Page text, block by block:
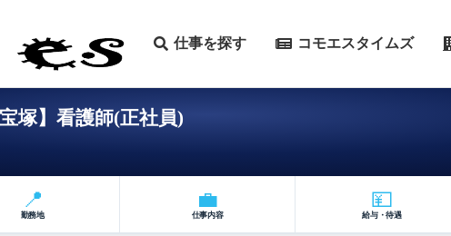
仕事を探す コモエスタイムズ
塚】看護師(正社員)
📍
勤務地
💼
仕事内容
💴
給与・待遇